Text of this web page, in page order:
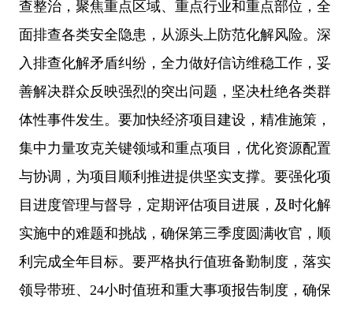
查整治，聚焦重点区域、重点行业和重点部位，全
面排查各类安全隐患，从源头上防范化解风险。深
入排查化解矛盾纠纷，全力做好信访维稳工作，妥
善解决群众反映强烈的突出问题，坚决杜绝各类群
体性事件发生。要加快经济项目建设，精准施策，
集中力量攻克关键领域和重点项目，优化资源配置
与协调，为项目顺利推进提供坚实支撑。要强化项
目进度管理与督导，定期评估项目进展，及时化解
实施中的难题和挑战，确保第三季度圆满收官，顺
利完成全年目标。要严格执行值班备勤制度，落实
领导带班、24小时值班和重大事项报告制度，确保